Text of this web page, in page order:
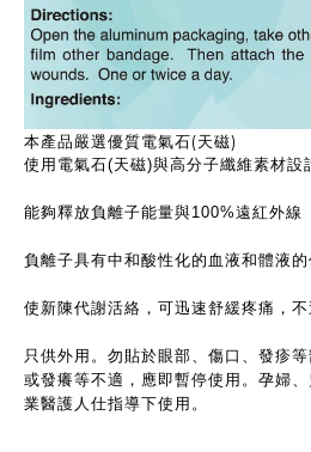
本產品嚴選優質電氣石(天磁)
使用電氣石(天磁)與高分子纖維素材設
能夠釋放負離子能量與100%遠紅外線
負離子具有中和酸性化的血液和體液的
使新陳代謝活絡，可迅速舒緩疼痛，
只供外用。勿貼於眼部、傷口、發疹
或發癢等不適，應即暫停使用。孕婦
業醫護人仕指導下使用。